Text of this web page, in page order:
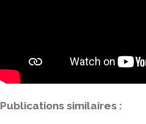
Publications similaires :